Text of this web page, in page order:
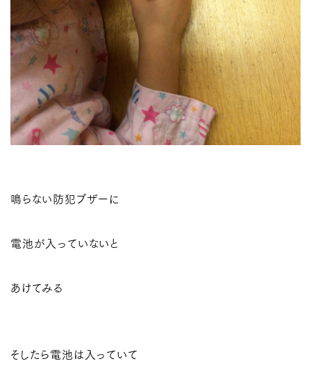
鳴らない防犯ブザーに
電池が入っていないと
あけてみる
そしたら電池は入っていて